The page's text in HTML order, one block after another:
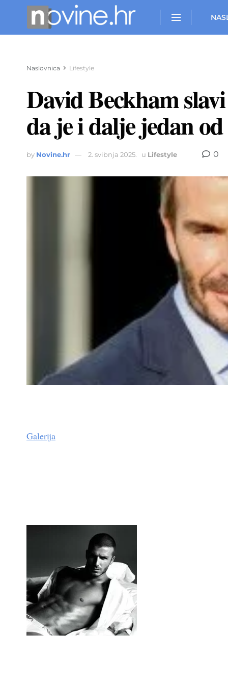
Naslovnica Lifestyle
David Beckham
da je i dalje jedan
by Novine.hr 2. svibnja 2025. u Lifestyle 0
Galerija